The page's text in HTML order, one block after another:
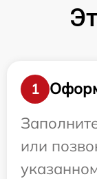
1
или